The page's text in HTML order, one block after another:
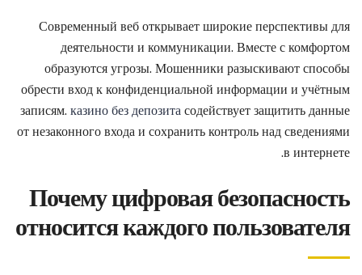
Современный веб открывает широкие перспективы для
деятельности и коммуникации. Вместе с комфортом
образуются угрозы. Мошенники разыскивают способы
обрести вход к конфиденциальной информации и учётным
записям.казино без депозитасодействует защитить данные
от незаконного входа и сохранить контроль над сведениями
в интернете.
Почему цифровая безопасность
относится каждого пользователя